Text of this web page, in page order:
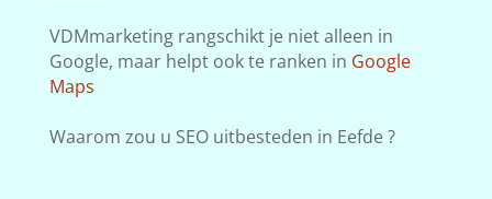
VDMmarketing rangschikt je niet alleen in
Google, maar helpt ook te ranken in Google
Maps
Waarom zou u SEO uitbesteden in Eefde ?